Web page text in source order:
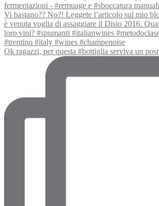
Ok ragazzi, per questa #bottiglia serviva un post